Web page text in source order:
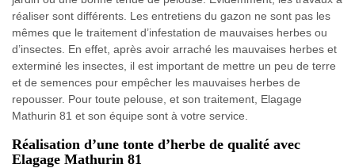
réaliser sont différents. Les entretiens du gazon ne sont pas les
mêmes que le traitement d’infestation de mauvaises herbes ou
d’insectes. En effet, après avoir arraché les mauvaises herbes et
exterminé les insectes, il est important de mettre un peu de terre
et de semences pour empêcher les mauvaises herbes de
repousser. Pour toute pelouse, et son traitement, Elagage
Mathurin 81 et son équipe sont à votre service.
Réalisation d’une tonte d’herbe de qualité avec
Elagage Mathurin 81